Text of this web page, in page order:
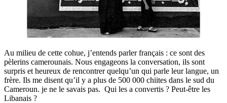
Au milieu de cette cohue, j’entends parler français : ce sont des
pèlerins camerounais. Nous engageons la conversation, ils sont
surpris et heureux de rencontrer quelqu’un qui parle leur langue, un
frère. Ils me disent qu’il y a plus de 500 000 chiites dans le sud du
Cameroun. je ne le savais pas. Qui les a convertis ? Peut-être les
Libanais ?